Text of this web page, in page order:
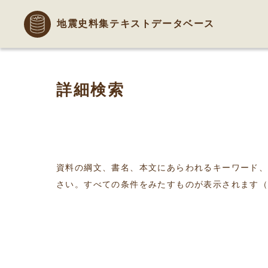
地震史料集テキストデータベース
詳細検索
資料の綱文、書名、本文にあらわれるキーワード
さい。すべての条件をみたすものが表示されます